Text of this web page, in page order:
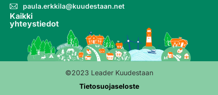
paula.erkkila@kuudestaan.net
Kaikki
yhteystiedot
©2023 Leader Kuudestaan
Tietosuojaseloste